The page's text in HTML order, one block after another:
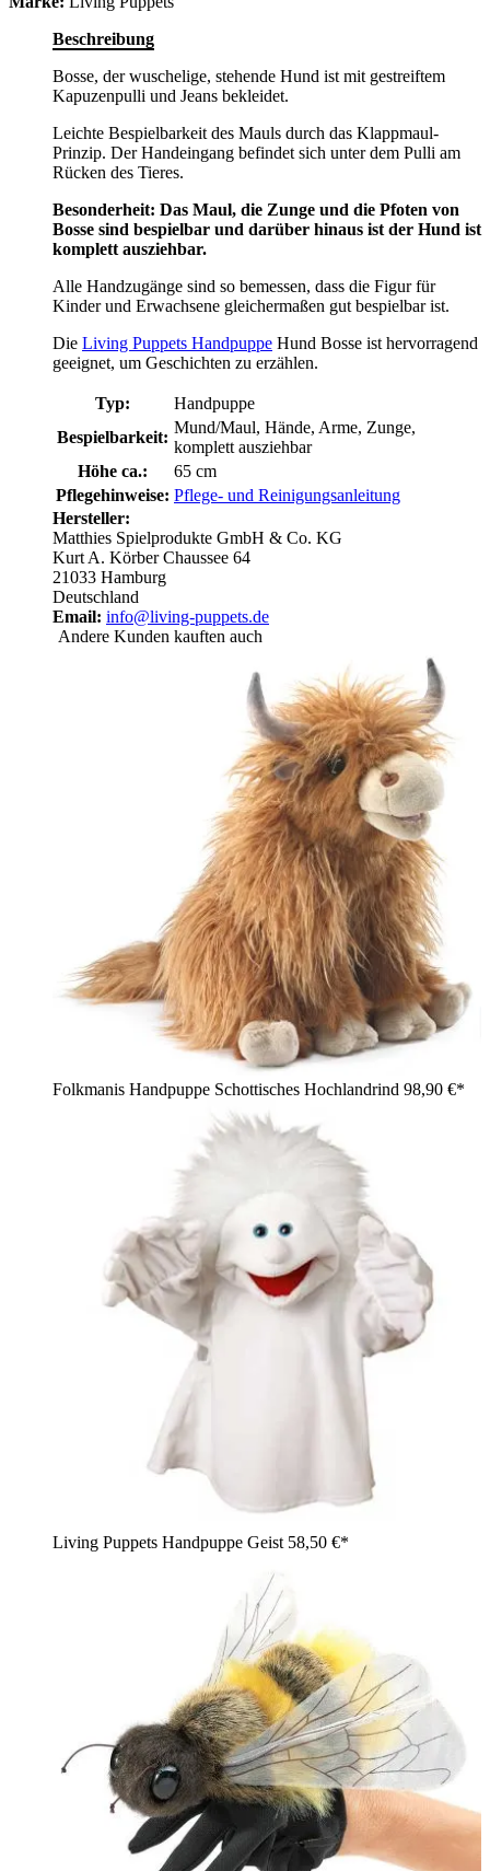
Beschreibung
Bosse, der wuschelige, stehende Hund ist mit gestreiftem
Kapuzenpulli und Jeans bekleidet.
Leichte Bespielbarkeit des Mauls durch das Klappmaul-
Prinzip. Der Handeingang befindet sich unter dem Pulli am
Rücken des Tieres.
Besonderheit: Das Maul, die Zunge und die Pfoten von
Bosse sind bespielbar und darüber hinaus ist der Hund ist
komplett ausziehbar.
Alle Handzugänge sind so bemessen, dass die Figur für
Kinder und Erwachsene gleichermaßen gut bespielbar ist.
Die Living Puppets Handpuppe Hund Bosse ist hervorragend
geeignet, um Geschichten zu erzählen.
Typ:
Handpuppe
Bespielbarkeit:
Mund/Maul, Hände, Arme, Zunge,
komplett ausziehbar
Höhe ca.:
65 cm
Pflegehinweise: Pflege- und Reinigungsanleitung
Hersteller:
Matthies Spielprodukte GmbH & Co. KG
Kurt A. Körber Chaussee 64
21033 Hamburg
Deutschland
Email: info@living-puppets.de
Andere Kunden kauften auch
Folkmanis Handpuppe Schottisches Hochlandrind 98,90 €*
Living Puppets Handpuppe Geist 58,50 €*